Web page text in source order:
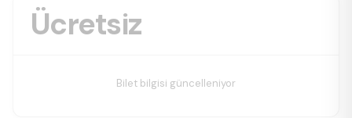
Ücretsiz
Bilet bilgisi güncelleniyor